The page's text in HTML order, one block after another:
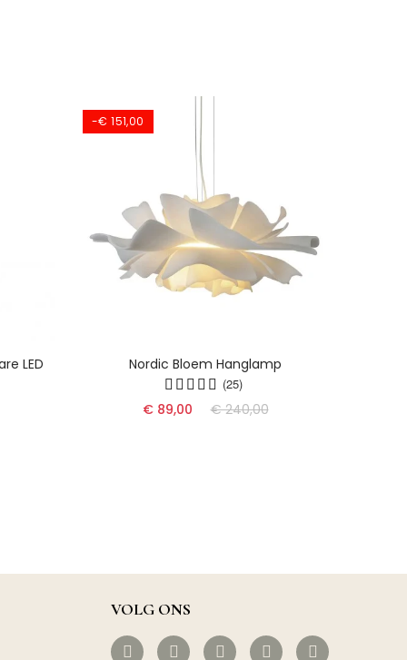
LED
-€ 151,00
Nordic Bloem Hanglamp
(25)
€ 89,00 € 240,00
VOLG ONS